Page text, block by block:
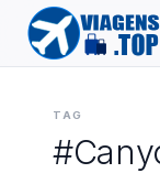
TAG
#